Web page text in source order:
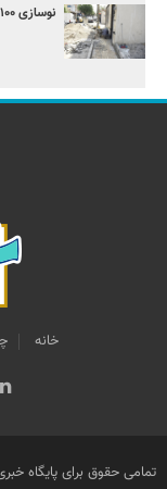
نوسازی ۱۱۰۰ مترمربع پیاده‌رو در منطقه ۱۴
خانه
تمامی حقوق برای پایگاه